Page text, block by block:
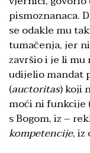
pismoznanaca.
se odakle mu
tumačenja, jer
završio i je li
udijelio mandat
(auctoritas) koji
moći ni funkcije
s Bogom, iz –
kompetencije, iz